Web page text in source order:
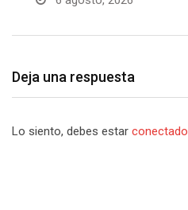
Deja una respuesta
Lo siento, debes estar conectado